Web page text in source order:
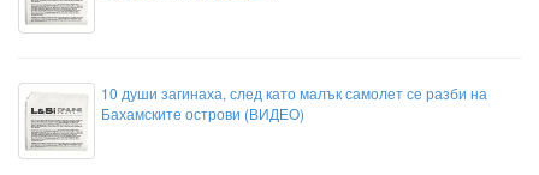
10 души загинаха, след като малък самолет се разби на
Бахамските острови (ВИДЕО)